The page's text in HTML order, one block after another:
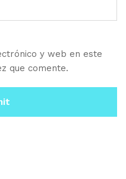
y web en este
que comente.